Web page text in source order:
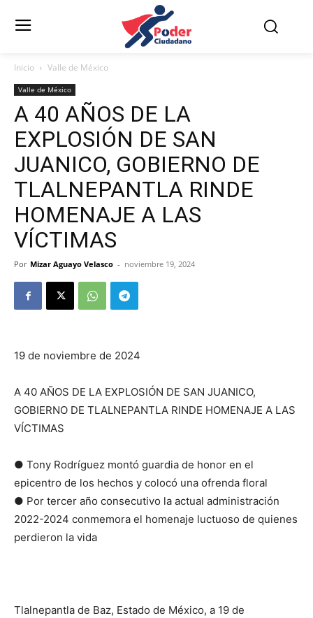
Inicio Valle de México
Valle de México
A 40 AÑOS DE LA
EXPLOSIÓN DE SAN
JUANICO, GOBIERNO DE
TLALNEPANTLA RINDE
HOMENAJE A LAS
VÍCTIMAS
Por Mizar Aguayo Velasco - noviembre 19, 2024
19 de noviembre de 2024
A 40 AÑOS DE LA EXPLOSIÓN DE SAN JUANICO,
GOBIERNO DE TLALNEPANTLA RINDE HOMENAJE A LAS
VÍCTIMAS
● Tony Rodríguez montó guardia de honor en el
epicentro de los hechos y colocó una ofrenda floral
● Por tercer año consecutivo la actual administración
2022-2024 conmemora el homenaje luctuoso de quienes
perdieron la vida
Tlalnepantla de Baz, Estado de México, a 19 de